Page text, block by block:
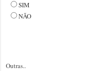
SIM
NÃO
Outras..